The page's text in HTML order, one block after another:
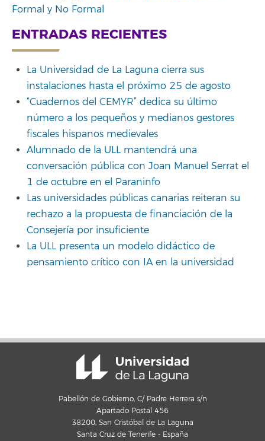
Formal y No Formal
ENTRADAS RECIENTES
La Universidad de La Laguna cierra sus
instalaciones hasta el próximo 25 de agosto
“Cuadernos del CEMYR” dedica su último
número a los pequeños y medianos gestores
fiscales hispanos medievales
Alumnado de la ULL mantendrá una
conversación pública con Joan Manuel Serrat el
1 de octubre en el Paraninfo
Las universidades públicas canarias reiteran su
rechazo a la propuesta de financiación de la
Consejería por insuficiente
La ULL presenta un modelo didáctico de
pensamiento crítico con IA en la universidad
Pabellón de Gobierno, C/ Padre Herrera s/n
Apartado Postal 456
38200, San Cristóbal de La Laguna
Santa Cruz de Tenerife - España